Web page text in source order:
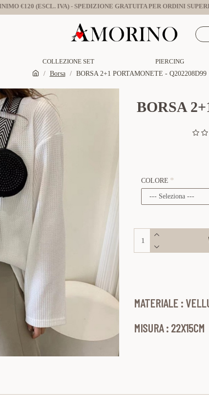
€120 (ESCL. IVA) - SPEDIZIONE GRATUITA PER ORDINI
COLLEZIONE SET PIERCING
Borsa
BORSA 2+1 PORTAMONETE - Q202208D99
BORSA
COLORE
MATERIALE :
MISURA : 22X15CM